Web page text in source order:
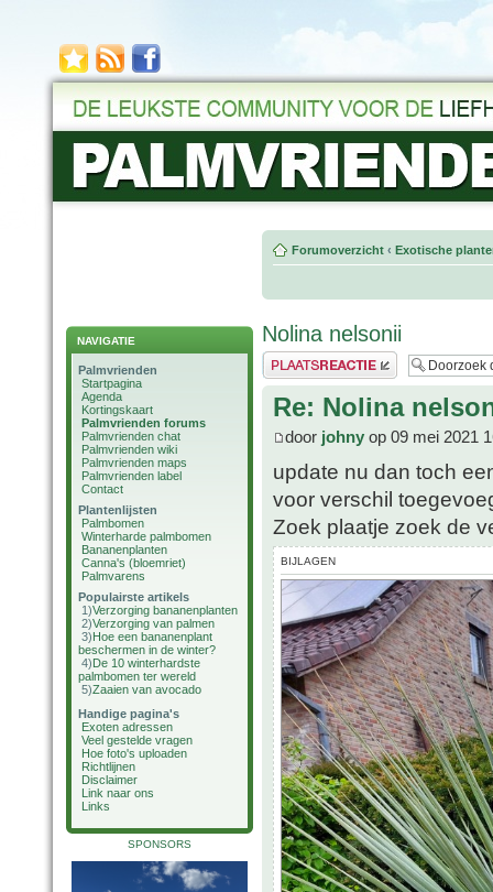
NAVIGATIE
Palmvrienden
Startpagina
Agenda
Kortingskaart
Palmvrienden forums
Palmvrienden chat
Palmvrienden wiki
Palmvrienden maps
Palmvrienden label
Contact
Plantenlijsten
Palmbomen
Winterharde palmbomen
Bananenplanten
Canna's (bloemriet)
Palmvarens
Populairste artikels
1)Verzorging bananenplanten
2)Verzorging van palmen
3)Hoe een bananenplant
beschermen in de winter?
4)De 10 winterhardste
palmbomen ter wereld
5)Zaaien van avocado
Handige pagina's
Exoten adressen
Veel gestelde vragen
Hoe foto's uploaden
Richtlijnen
Disclaimer
Link naar ons
Links
SPONSORS
Forumoverzicht ‹ Exotische
Nolina nelsonii
Plaats een reactie
Re: Nolina
door johny op 09 mei 2021
update nu dan toch
voor verschil
Zoek plaatje zoek de
BIJLAGEN